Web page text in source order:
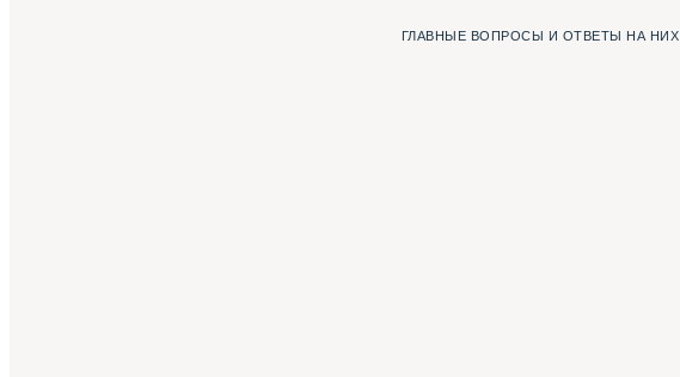
ГЛАВНЫЕ ВОПРОСЫ И ОТВЕТЫ НА НИХ